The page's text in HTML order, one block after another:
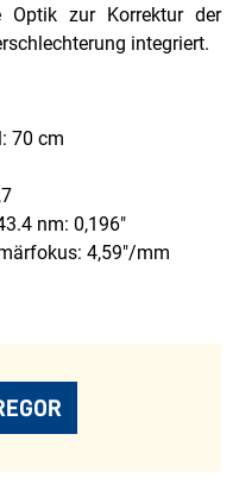
Optik zur Korrektur der
integriert.
70 cm
nm: 0,196"
4,59"/mm